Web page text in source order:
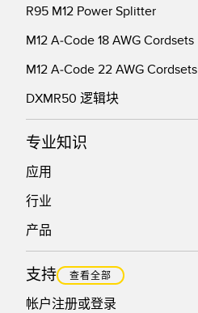
R95 M12 Power Splitter
M12 A-Code 18 AWG Cordsets
M12 A-Code 22 AWG Cordsets
DXMR50 逻辑块
专业知识
应用
行业
产品
支持 查看全部
帐户注册或登录